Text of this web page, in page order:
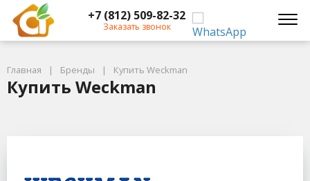
+7 (812) 509-82-32
Заказать звонок
Главная Бренды Купить Weckman
Купить Weckman